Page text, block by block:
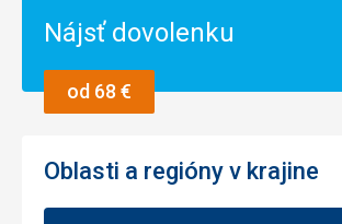
Nájsť dovolenku
od 68 €
Oblasti a regióny v krajine